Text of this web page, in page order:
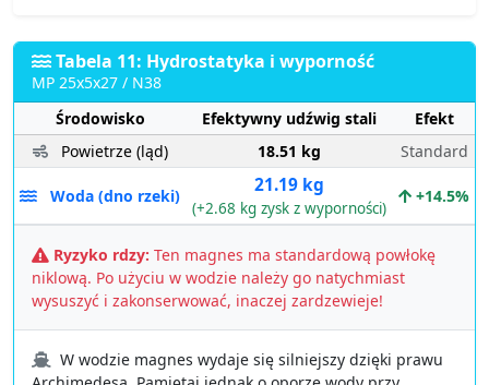
Tabela 11: Hydrostatyka i wyporność
MP 25x5x27 / N38
Środowisko
Efektywny udźwig stali
Efekt
Powietrze (ląd)
18.51 kg Standard
Woda (dno rzeki) 21.19 kg
(+2.68 kg zysk z wyporności)
+14.5%
Ryzyko rdzy: Ten magnes ma standardową powłokę
niklową. Po użyciu w wodzie należy go natychmiast
wysuszyć i zakonserwować, inaczej zardzewieje!
W wodzie magnes wydaje się silniejszy dzięki prawu